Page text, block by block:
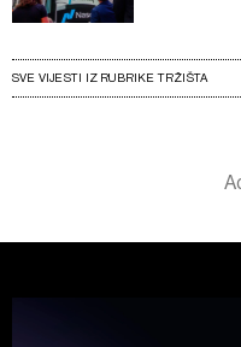
SVE VIJESTI IZ RUBRIKE TRŽIŠTA